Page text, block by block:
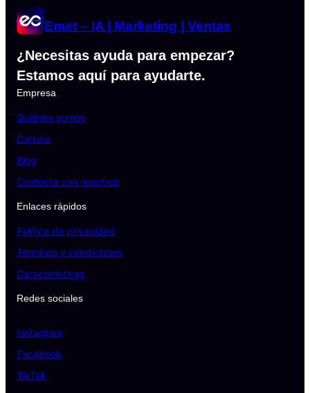
Emet – IA | Marketing | Ventas
¿Necesitas ayuda para empezar?
Estamos aquí para ayudarte.
Empresa
Quiénes somos
Carrera
Blog
Contacta con nosotros
Enlaces rápidos
Política de privacidad
Términos y condiciones
Características
Redes sociales
Instagram
Facebook
TikTok